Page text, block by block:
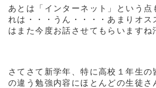
あとは「インターネット」という点
れは・・・うん・・・・あまりオス
はまた今度お話させてもらいますね
さてさて新学年、特に高校１年生
の違う勉強内容にほとんどの生徒さ